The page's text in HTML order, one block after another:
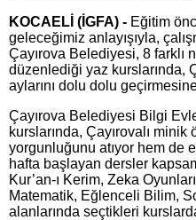
KOCAELİ (İGFA) - Eğitim
geleceğimiz anlayışıyla,
Çayırova Belediyesi, 8
düzenlediği yaz kurslarında,
aylarını dolu dolu
Çayırova Belediyesi Bilgi
kurslarında, Çayırovalı minik
yorgunluğunu atıyor hem de
hafta başlayan dersler
Kur’an-ı Kerim, Zeka
Matematik, Eğlenceli Bilim,
alanlarında seçtikleri